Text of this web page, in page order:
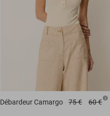
DébardeurCamargo 75 € 60 €